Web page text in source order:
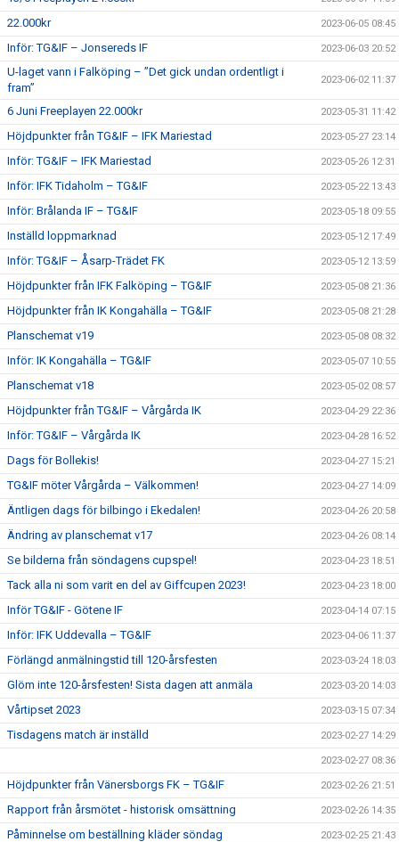
22.000kr 2023-06-05 08:45
Inför: TG&IF – Jonsereds IF 2023-06-03 20:52
U-laget vann i Falköping – ”Det gick undan ordentligt i
fram”
2023-06-02 11:37
6 Juni Freeplayen 22.000kr 2023-05-31 11:42
Höjdpunkter från TG&IF – IFK Mariestad 2023-05-27 23:14
Inför: TG&IF – IFK Mariestad 2023-05-26 12:31
Inför: IFK Tidaholm – TG&IF 2023-05-22 13:43
Inför: Brålanda IF – TG&IF 2023-05-18 09:55
Inställd loppmarknad 2023-05-12 17:49
Inför: TG&IF – Åsarp-Trädet FK 2023-05-12 13:59
Höjdpunkter från IFK Falköping – TG&IF 2023-05-08 21:36
Höjdpunkter från IK Kongahälla – TG&IF 2023-05-08 21:28
Planschemat v19 2023-05-08 08:32
Inför: IK Kongahälla – TG&IF 2023-05-07 10:55
Planschemat v18 2023-05-02 08:57
Höjdpunkter från TG&IF – Vårgårda IK 2023-04-29 22:36
Inför: TG&IF – Vårgårda IK 2023-04-28 16:52
Dags för Bollekis! 2023-04-27 15:21
TG&IF möter Vårgårda – Välkommen! 2023-04-27 14:09
Äntligen dags för bilbingo i Ekedalen! 2023-04-26 20:58
Ändring av planschemat v17 2023-04-26 08:14
Se bilderna från söndagens cupspel! 2023-04-23 18:51
Tack alla ni som varit en del av Giffcupen 2023! 2023-04-23 18:00
Inför TG&IF - Götene IF 2023-04-14 07:15
Inför: IFK Uddevalla – TG&IF 2023-04-06 11:37
Förlängd anmälningstid till 120-årsfesten 2023-03-24 18:03
Glöm inte 120-årsfesten! Sista dagen att anmäla 2023-03-20 14:03
Vårtipset 2023 2023-03-15 07:34
Tisdagens match är inställd 2023-02-27 14:29
2023-02-27 08:36
Höjdpunkter från Vänersborgs FK – TG&IF 2023-02-26 21:51
Rapport från årsmötet - historisk omsättning 2023-02-26 14:35
Påminnelse om beställning kläder söndag 2023-02-25 21:43